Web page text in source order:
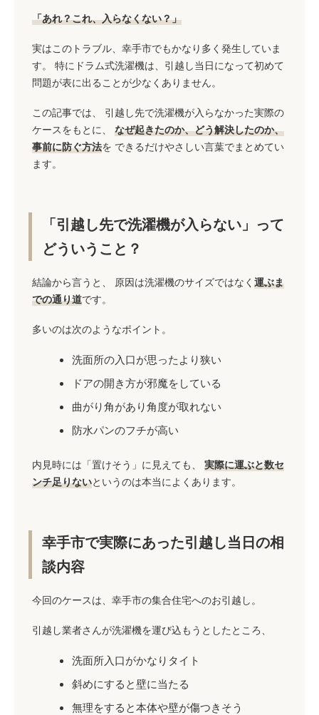
「あれ？これ、入らなくない？」
実はこのトラブル、幸手市でもかなり多く発生していま
す。 特にドラム式洗濯機は、引越し当日になって初めて
問題が表に出ることが少なくありません。
この記事では、 引越し先で洗濯機が入らなかった実際の
ケースをもとに、 なぜ起きたのか、どう解決したのか、
事前に防ぐ方法を できるだけやさしい言葉でまとめてい
ます。
「引越し先で洗濯機が入らない」って
どういうこと？
結論から言うと、 原因は洗濯機のサイズではなく 運ぶま
での通り道です。
多いのは次のようなポイント。
洗面所の入口が思ったより狭い
ドアの開き方が邪魔をしている
曲がり角があり角度が取れない
防水パンのフチが高い
内見時には「置けそう」に見えても、 実際に運ぶと数セ
ンチ足りないというのは本当によくあります。
幸手市で実際にあった引越し当日の相
談内容
今回のケースは、幸手市の集合住宅へのお引越し。
引越し業者さんが洗濯機を運び込もうとしたところ、
洗面所入口がかなりタイト
斜めにすると壁に当たる
無理をすると本体や壁が傷つきそう